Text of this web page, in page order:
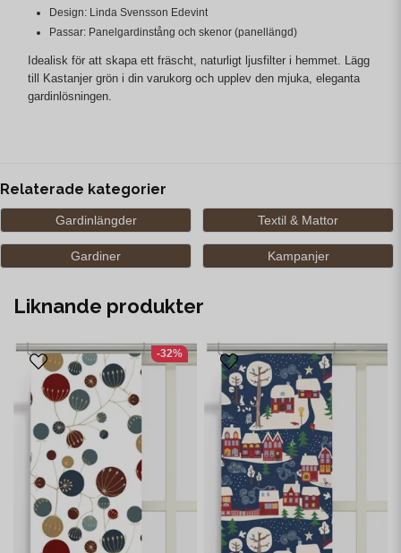
Design: Linda Svensson Edevint
Passar: Panelgardinstång och skenor (panellängd)
Idealisk för att skapa ett fräscht, naturligt ljusfilter i hemmet. Lägg
till Kastanjer grön i din varukorg och upplev den mjuka, eleganta
gardinlösningen.
Relaterade kategorier
Gardinlängder Textil & Mattor
Gardiner Kampanjer
Liknande produkter
-32%